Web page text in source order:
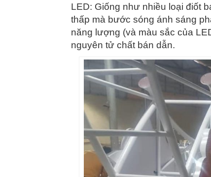
LED: Giống như nhiều loại điốt
thấp mà bước sóng ánh sáng
năng lượng (và màu sắc của
nguyên tử chất bán dẫn.